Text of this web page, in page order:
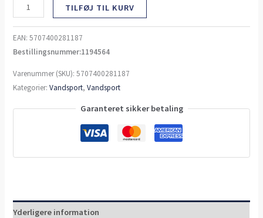
TILFØJ TIL KURV
EAN:5707400281187
Bestillingsnummer:1194564
Varenummer (SKU):5707400281187
Kategorier:Vandsport,Vandsport
Garanteret sikker betaling
Yderligere information